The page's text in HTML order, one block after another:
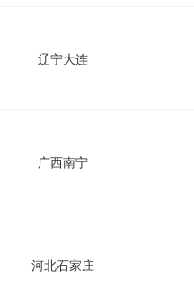
辽宁大连
广西南宁
河北石家庄